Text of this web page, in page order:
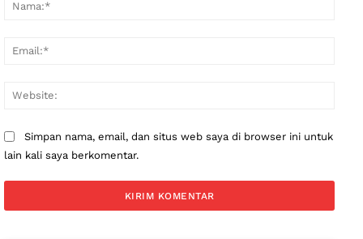
Simpan nama, email, dan situs web saya di browser ini untuk
lain kali saya berkomentar.